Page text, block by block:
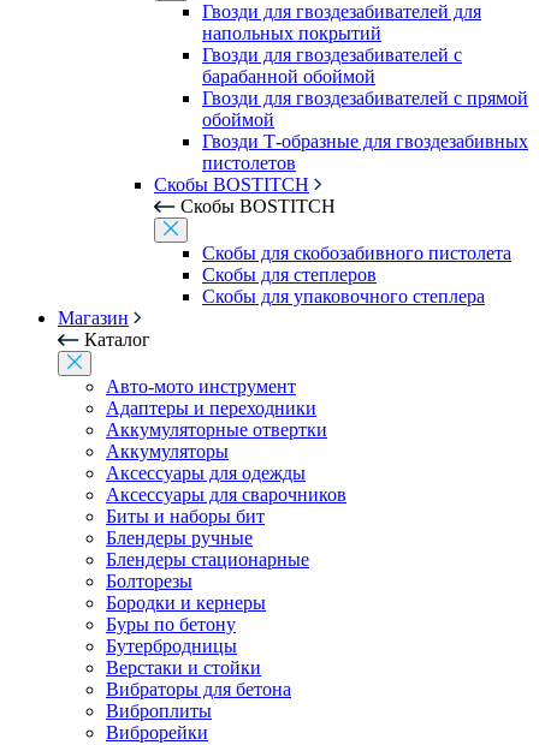
Гвозди для гвоздезабивателей для
напольных покрытий
Гвозди для гвоздезабивателей с
барабанной обоймой
Гвозди для гвоздезабивателей с прямой
обоймой
Гвозди Т-образные для гвоздезабивных
пистолетов
Скобы BOSTITCH
Скобы BOSTITCH
Скобы для скобозабивного пистолета
Скобы для степлеров
Скобы для упаковочного степлера
Магазин
Каталог
Авто-мото инструмент
Адаптеры и переходники
Аккумуляторные отвертки
Аккумуляторы
Аксессуары для одежды
Аксессуары для сварочников
Биты и наборы бит
Блендеры ручные
Блендеры стационарные
Болторезы
Бородки и кернеры
Буры по бетону
Бутербродницы
Верстаки и стойки
Вибраторы для бетона
Виброплиты
Виброрейки